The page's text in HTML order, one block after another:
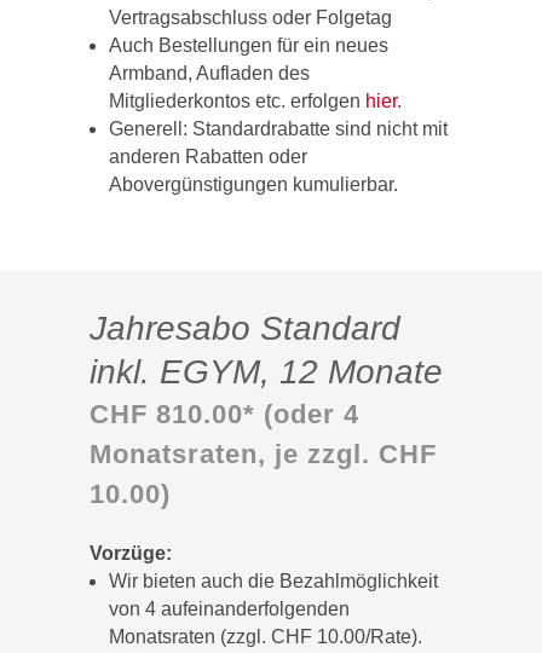
Vertragsabschluss oder Folgetag
Auch Bestellungen für ein neues
Armband, Aufladen des
Mitgliederkontos etc. erfolgen hier.
Generell: Standardrabatte sind nicht mit
anderen Rabatten oder
Abovergünstigungen kumulierbar.
Jahresabo Standard
inkl. EGYM, 12 Monate
CHF 810.00* (oder 4
Monatsraten, je zzgl. CHF
10.00)
Vorzüge:
Wir bieten auch die Bezahlmöglichkeit
von 4 aufeinanderfolgenden
Monatsraten (zzgl. CHF 10.00/Rate).